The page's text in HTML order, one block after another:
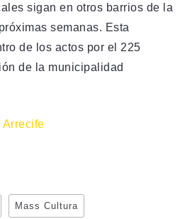
sigan en otros barrios de la
semanas. Esta
de los actos por el 225
de la municipalidad
Arrecife
Mass Cultura